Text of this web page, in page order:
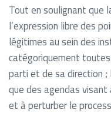
Tout en soulignant que
l’expression libre des
légitimes au sein des
catégoriquement
parti et de sa direction
que des agendas
et à perturber le